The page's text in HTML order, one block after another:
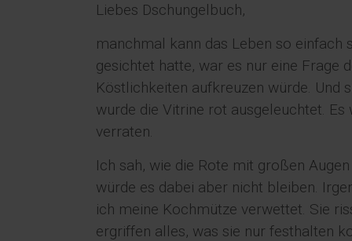
Liebes Dschungelbuch,
manchmal kann das Leben so einfach
gesichtet hatte, war es nur eine Frage
Köstlichkeiten aufkreuzen würde. Und
wurde die Vitrine rot ausgeleuchtet.
verraten.
Ich sah, wie die Rote mit großen
würde es dabei aber nicht bleiben.
ich meine Kochmütze verwettet. Sie
ergriffen alles, was sie nur festhalten